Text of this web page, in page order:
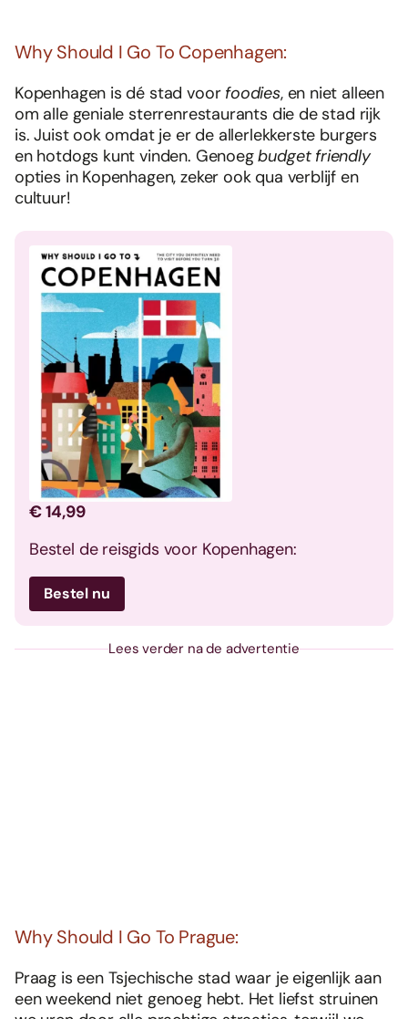
Why Should I Go To Copenhagen:
Kopenhagen is dé stad voor foodies, en niet alleen
om alle geniale sterrenrestaurants die de stad rijk
is. Juist ook omdat je er de allerlekkerste burgers
en hotdogs kunt vinden. Genoegbudget friendly
opties in Kopenhagen, zeker ook qua verblijf en
cultuur!
€ 14,99
Bestel de reisgids voor Kopenhagen:
Bestel nu
Lees verder na de advertentie
Why Should I Go To Prague:
Praag is een Tsjechische stad waar je eigenlijk aan
een weekend niet genoeg hebt. Het liefst struinen